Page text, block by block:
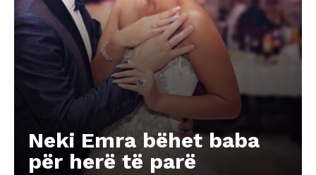
Neki Emra bëhet baba
për herë të parë